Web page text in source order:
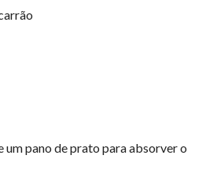
pano de prato para absorver o